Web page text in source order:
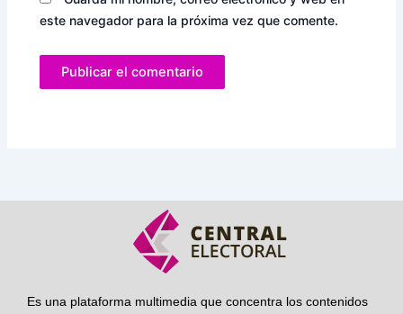
este navegador para la próxima vez que comente.
Es una plataforma multimedia que concentra los contenidos